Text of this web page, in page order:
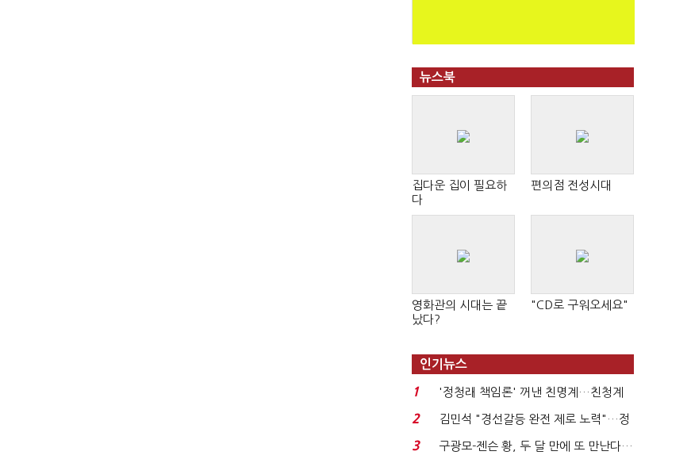
뉴스북
집다운 집이 필요하
다
편의점 전성시대
영화관의 시대는 끝
났다?
"CD로 구워오세요"
인기뉴스
1
'정청래 책임론' 꺼낸 친명계…친청계
는 추가투표 때리기...
2
김민석 "경선갈등 완전 제로 노력"…정
청래 "반명 공세 사...
3
구광모-젠슨 황, 두 달 만에 또 만난다…